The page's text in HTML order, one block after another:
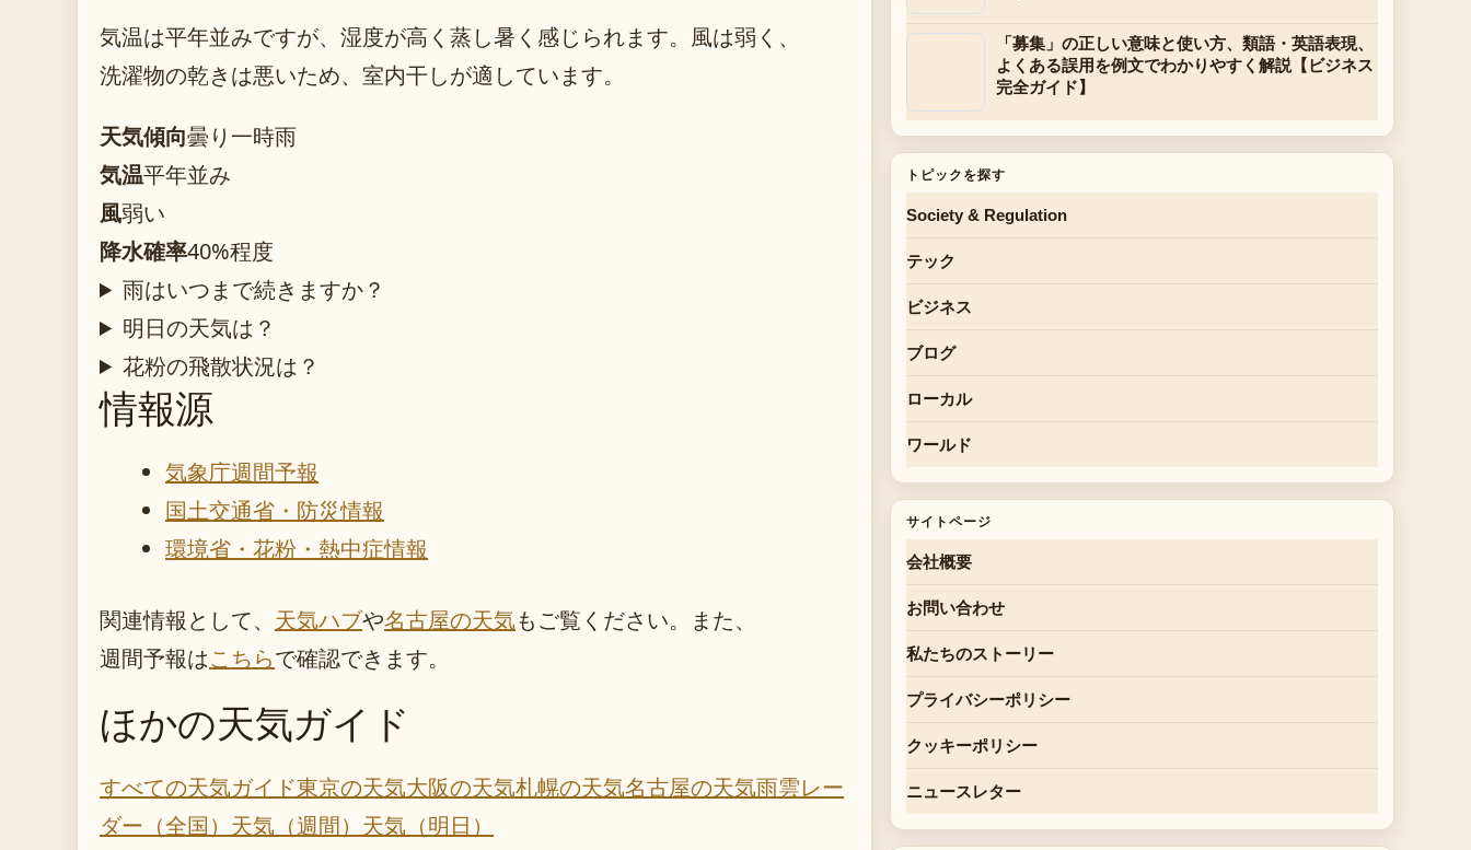
気温は平年並みですが、湿度が高く蒸し暑く感じられます。風は弱く、
洗濯物の乾きは悪いため、室内干しが適しています。
天気傾向曇り一時雨
気温平年並み
風弱い
降水確率40%程度
雨はいつまで続きますか？
明日の天気は？
花粉の飛散状況は？
情報源
気象庁週間予報
国土交通省・防災情報
環境省・花粉・熱中症情報
関連情報として、 天気ハブや名古屋の天気もご覧ください。また、
週間予報はこちらで確認できます。
ほかの天気ガイド
すべての天気ガイド東京の天気大阪の天気札幌の天気名古屋の天気雨雲レー
ダー（全国） 天気（週間） 天気（明日）
「募集」の正しい意味と使い方、類語・英語表現、
よくある誤用を例文でわかりやすく解説【ビジネス
完全ガイド】
トピックを探す
Society & Regulation
テック
ビジネス
ブログ
ローカル
ワールド
サイトページ
会社概要
お問い合わせ
私たちのストーリー
プライバシーポリシー
クッキーポリシー
ニュースレター